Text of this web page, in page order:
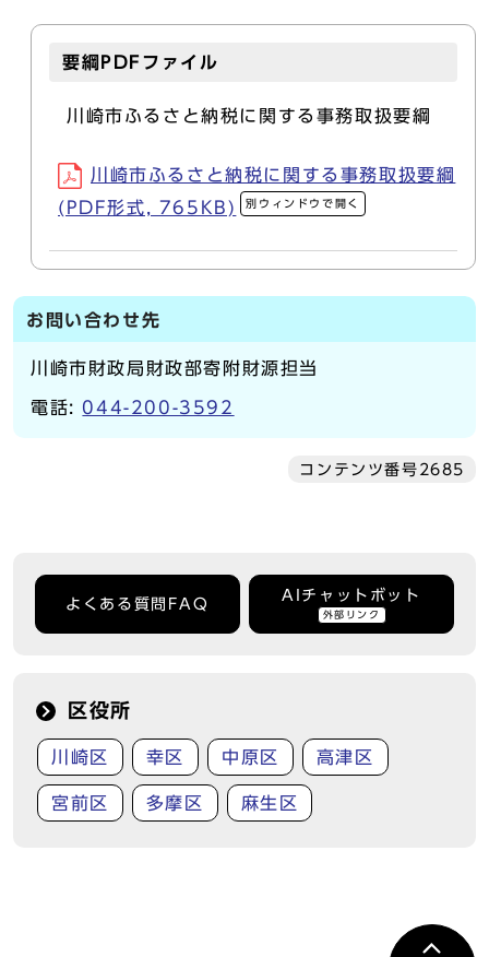
要綱PDFファイル
川崎市ふるさと納税に関する事務取扱要綱
川崎市ふるさと納税に関する事務取扱要綱
(PDF形式, 765KB)
別ウィンドウで開く
お問い合わせ先
川崎市財政局財政部寄附財源担当
電話: 044-200-3592
コンテンツ番号2685
よくある質問FAQ
AIチャットボット
外部リンク
区役所
川崎区 幸区 中原区 高津区
宮前区 多摩区 麻生区